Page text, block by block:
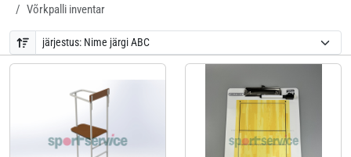
Võrkpalli inventar